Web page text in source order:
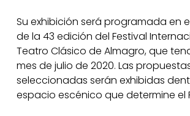
Su exhibición será programada en
de la 43 edición del Festival
Teatro Clásico de Almagro, que
mes de julio de 2020. Las
seleccionadas serán exhibidas
espacio escénico que determine el